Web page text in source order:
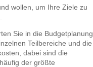
wollen, um Ihre Ziele zu
Sie in die Budgetplanung
Teilbereiche und die
dabei sind die
der größte